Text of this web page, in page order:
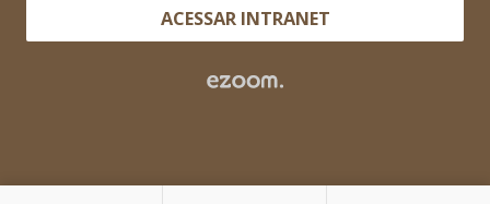
ACESSAR INTRANET